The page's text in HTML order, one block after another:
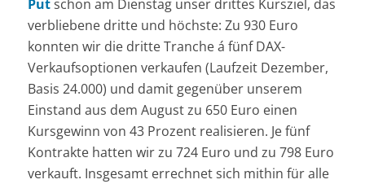
Putschon am Dienstag unser drittes Kursziel, das
verbliebene dritte und höchste: Zu 930 Euro
konnten wir die dritte Tranche á fünf DAX-
Verkaufsoptionen verkaufen (Laufzeit Dezember,
Basis 24.000) und damit gegenüber unserem
Einstand aus dem August zu 650 Euro einen
Kursgewinn von 43 Prozent realisieren. Je fünf
Kontrakte hatten wir zu 724 Euro und zu 798 Euro
verkauft. Insgesamt errechnet sich mithin für alle